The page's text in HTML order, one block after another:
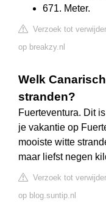
671. Meter.
Verzoek tot
op breakzy.nl
Welk
stranden?
Fuerteventura. Dit
je vakantie op
mooiste witte
maar liefst negen
Verzoek tot
op blog.suntip.nl